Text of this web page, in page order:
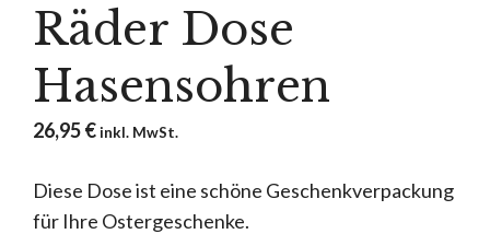
Räder Dose
Hasensohren
26,95€ inkl. MwSt.
Diese Dose ist eine schöne Geschenkverpackung
für Ihre Ostergeschenke.